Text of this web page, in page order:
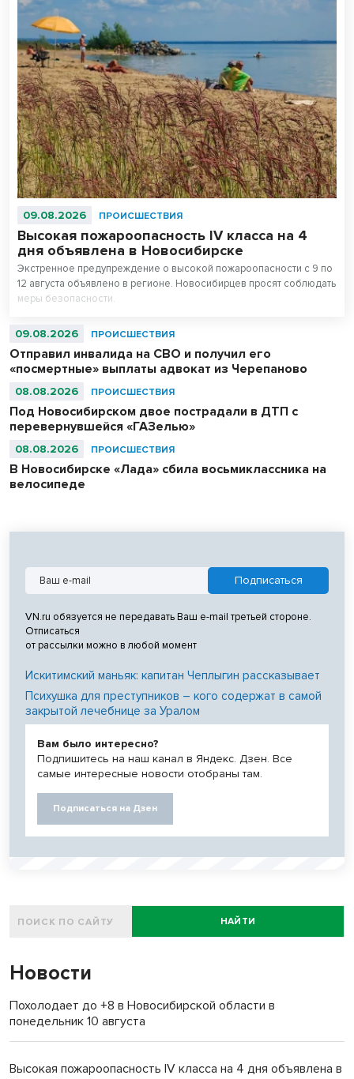
09.08.2026 ПРОИСШЕСТВИЯ
Высокая пожароопасность IV класса на 4
дня объявлена в Новосибирске
Экстренное предупреждение о высокой пожароопасности с 9 по
12 августа объявлено в регионе. Новосибирцев просят соблюдать
меры безопасности.
09.08.2026 ПРОИСШЕСТВИЯ
Отправил инвалида на СВО и получил его
«посмертные» выплаты адвокат из Черепаново
08.08.2026 ПРОИСШЕСТВИЯ
Под Новосибирском двое пострадали в ДТП с
перевернувшейся «ГАЗелью»
08.08.2026 ПРОИСШЕСТВИЯ
В Новосибирске «Лада» сбила восьмиклассника на
велосипеде
VN.ru обязуется не передавать Ваш e-mail третьей стороне.
Отписаться
от рассылки можно в любой момент
Искитимский маньяк: капитан Чеплыгин рассказывает
Психушка для преступников – кого содержат в самой
закрытой лечебнице за Уралом
Вам было интересно?
Подпишитесь на наш канал в Яндекс. Дзен. Все
самые интересные новости отобраны там.
Подписаться на Дзен
НАЙТИ
Новости
Похолодает до +8 в Новосибирской области в
понедельник 10 августа
Высокая пожароопасность IV класса на 4 дня объявлена в